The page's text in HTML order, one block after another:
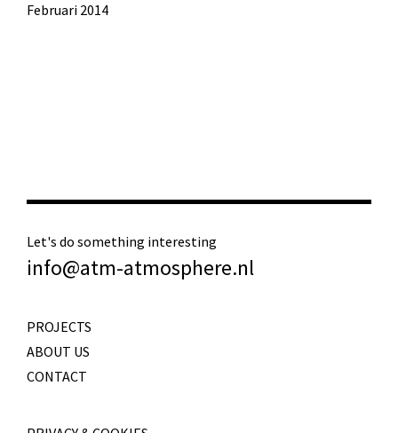
Februari 2014
Let's do something interesting
info@atm-atmosphere.nl
PROJECTS
ABOUT US
CONTACT